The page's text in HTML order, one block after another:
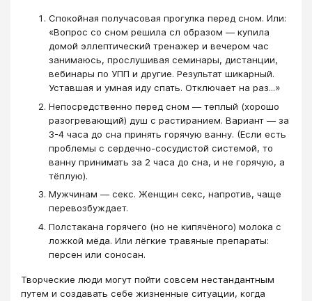
Спокойная получасовая прогулка перед сном. Или:
«Вопрос со сном решила сл образом — купила
домой эллептический тренажер и вечером час
занимаюсь, прослушивая семинары, дистанции,
вебинары по УПП и другие. Результат шикарный.
Уставшая и умная иду спать. Отключает на раз...»
Непосредственно перед сном — теплый (хорошо
разогревающий) душ с растиранием. Вариант — за
3-4 часа до сна принять горячую ванну. (Если есть
проблемы с сердечно-сосудистой системой, то
ванну принимать за 2 часа до сна, и не горячую, а
тёплую).
Мужчинам — секс. Женщин секс, напротив, чаще
перевозбуждает.
Полстакана горячего (но не кипячёного) молока с
ложкой мёда. Или лёгкие травяные препараты:
персен или соносан.
Творческие люди могут пойти совсем нестандантным
путем и создавать себе жизненные ситуации, когда